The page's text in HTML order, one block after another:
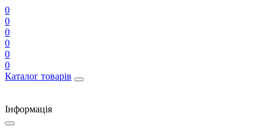
0
0
0
0
0
0
Каталог товарів
Інформація